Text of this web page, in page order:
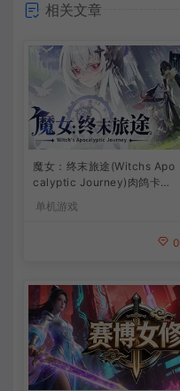
相关文章
魔女：终末旅途(Witchs Apo
calyptic Journey)肉鸽卡牌
单机游戏
0